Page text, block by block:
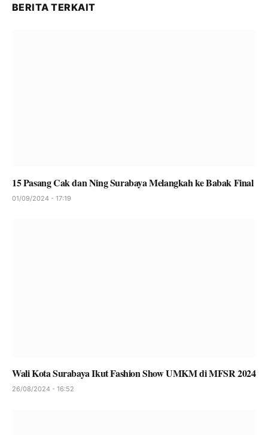
BERITA TERKAIT
15 Pasang Cak dan Ning Surabaya Melangkah ke Babak Final
01/09/2024 - 17:19
Wali Kota Surabaya Ikut Fashion Show UMKM di MFSR 2024
26/08/2024 - 16:52